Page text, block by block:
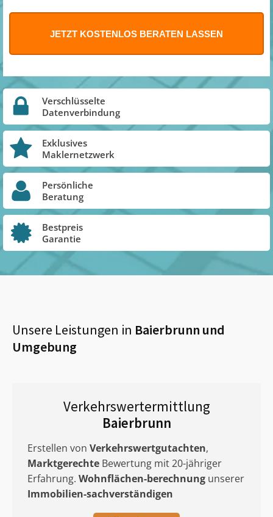
Verschlüsselte
Datenverbindung
Exklusives
Maklernetzwerk
Persönliche
Beratung
Bestpreis
Garantie
Unsere Leistungen in Baierbrunn und
Umgebung
Verkehrswertermittlung
Baierbrunn
Erstellen von Verkehrswertgutachten,
Marktgerechte Bewertung mit 20-jähriger
Erfahrung. Wohnflächen-berechnung unserer
Immobilien-sachverständigen